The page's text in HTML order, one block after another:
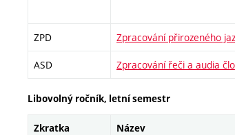
ZPD Zpracování přirozeného
ASD Zpracování řeči a audia
Libovolný ročník, letní semestr
Zkratka Název